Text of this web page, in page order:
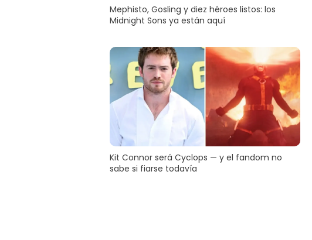
Mephisto, Gosling y diez héroes listos: los
Midnight Sons ya están aquí
Kit Connor será Cyclops — y el fandom no
sabe si fiarse todavía